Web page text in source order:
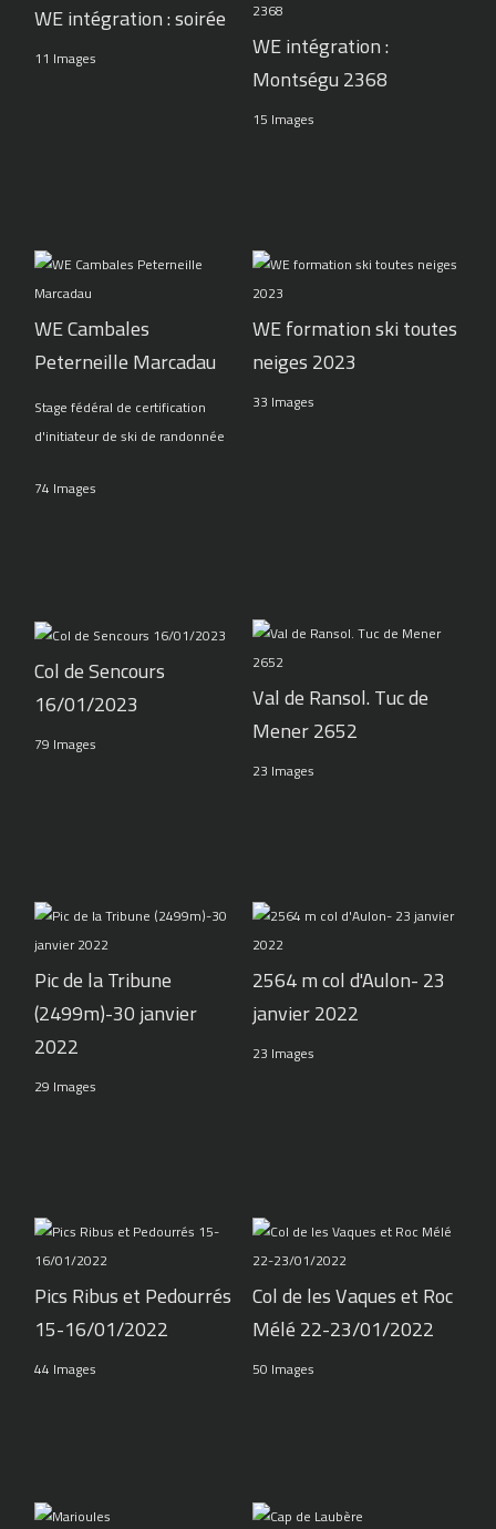
WE intégration : soirée
11 Images
WE intégration :
Montségu 2368
15 Images
WE Cambales
Peterneille Marcadau
Stage fédéral de certification
d'initiateur de ski de randonnée
74 Images
WE formation ski toutes
neiges 2023
33 Images
Col de Sencours
16/01/2023
79 Images
Val de Ransol. Tuc de
Mener 2652
23 Images
Pic de la Tribune
(2499m)-30 janvier
2022
29 Images
2564 m col d'Aulon- 23
janvier 2022
23 Images
Pics Ribus et Pedourrés
15-16/01/2022
44 Images
Col de les Vaques et Roc
Mélé 22-23/01/2022
50 Images